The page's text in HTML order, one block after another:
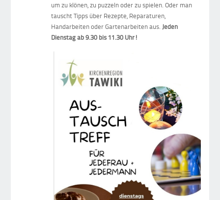
um zu klönen, zu puzzeln oder zu spielen. Oder man
tauscht Tipps über Rezepte, Reparaturen,
Handarbeiten oder Gartenarbeiten aus.Jeden
Dienstag ab 9.30 bis 11.30 Uhr!